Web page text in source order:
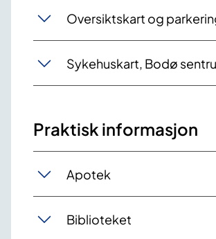
Oversiktskart og
Sykehuskart, Bodø
Praktisk informasjon
Apotek
Biblioteket